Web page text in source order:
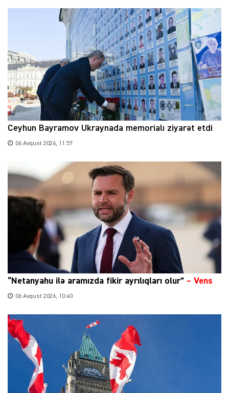
Ceyhun Bayramov Ukraynada memorialı ziyarət etdi
06 Avqust 2026, 11:57
“Netanyahu ilə aramızda fikir ayrılıqları olur” – Vens
06 Avqust 2026, 10:40